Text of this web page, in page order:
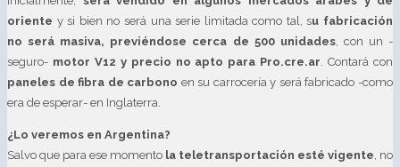
oriente y si bien no será una serie limitada como tal, su fabricación
no será masiva, previéndose cerca de 500 unidades, con un -
seguro- motor V12 y precio no apto para Pro.cre.ar . Contará con
paneles de fibra de carbono en su carrocería y será fabricado -como
era de esperar- en Inglaterra.
¿Lo veremos en Argentina?
Salvo que para ese momento la teletransportación esté vigente , no